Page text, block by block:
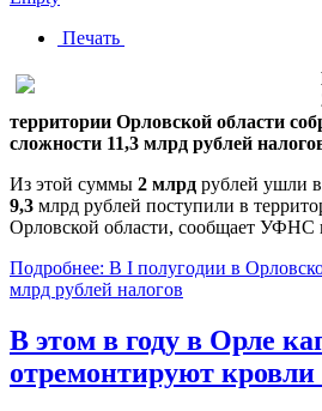
Печать
территории Орловской области
сложности 11,3 млрд рублей
Из этой суммы 2 млрд рублей ушли
9,3 млрд рублей поступили в
Орловской области, сообщает УФНС
Подробнее: В I полугодии в
млрд рублей налогов
В этом в году в Орле
отремонтируют кровли